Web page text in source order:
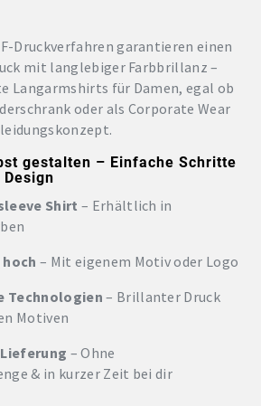
Druckverfahren garantieren einen
mit langlebiger Farbbrillanz –
Langarmshirts für Damen, egal ob
oder als Corporate Wear
gestalten – Einfache Schritte
Shirt – Erhältlich in
hoch – Mit eigenem Motiv oder Logo
Technologien – Brillanter Druck
Motiven
– Ohne
& in kurzer Zeit bei dir